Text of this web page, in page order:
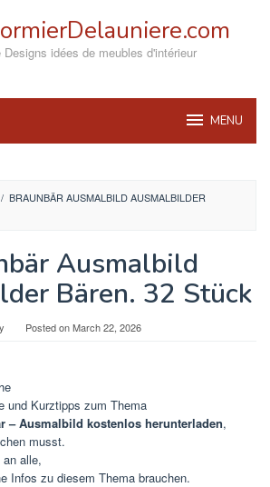
Designs idées de meubles d'intérieur
MENU
/ BRAUNBÄR AUSMALBILD AUSMALBILDER
Ausmalbild
Bären. 32 Stück
Posted onMarch 22, 2026
und Kurztipps zum Thema
– Ausmalbild kostenlos herunterladen,
musst.
alle,
Infos zu diesem Thema brauchen.